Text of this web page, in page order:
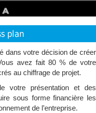
plan
dans votre décision de créer
avez fait 80 % de votre
au chiffrage de projet.
votre présentation et des
sous forme financière les
de l’entreprise.